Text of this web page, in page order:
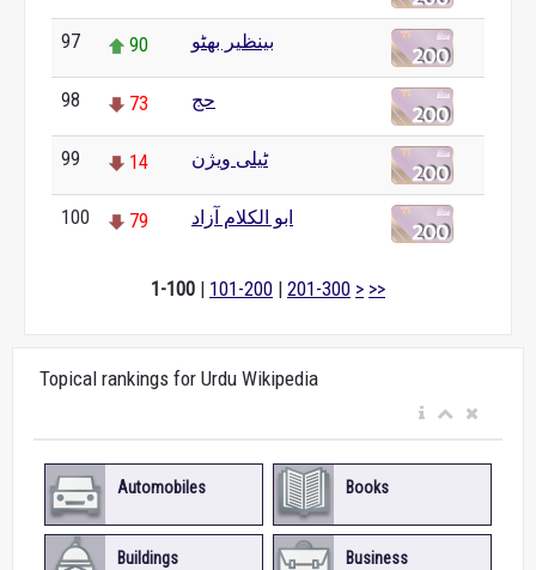
97 90 بینظیر بھٹو
98 73 حج
99 14 ٹیلی ویژن
100 79 ابو الکلام آزاد
1-100 | 101-200 | 201-300 > >>
Topical rankings for Urdu Wikipedia
Automobiles Books
Buildings Business